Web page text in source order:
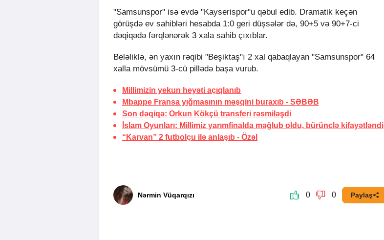
"Samsunspor" isə evdə "Kayserispor"u qəbul edib. Dramatik keçən
görüşdə ev sahibləri hesabda 1:0 geri düşsələr də, 90+5 və 90+7-ci
dəqiqədə fərqlənərək 3 xala sahib çıxıblar.
Beləliklə, ən yaxın rəqibi "Beşiktaş"ı 2 xal qabaqlayan "Samsunspor" 64
xalla mövsümü 3-cü pillədə başa vurub.
Millimizin yekun heyəti açıqlanıb
Mbappe Fransa yığmasının məşqini buraxıb - SƏBƏB
Son dəqiqə: Orkun Kökçü transferi rəsmiləşdi
İslam Oyunları: Millimiz yarımfinalda məğlub oldu, bürünclə kifayətləndi
“Karvan” 2 futbolçu ilə anlaşıb - Özəl
Nərmin Vüqarqızı 0 0 Paylaş